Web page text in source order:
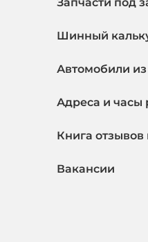
Шинный
Автомобили
Адреса и часы
Книга
Вакансии